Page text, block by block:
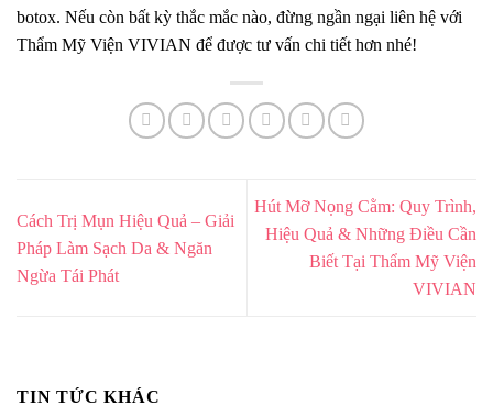
botox. Nếu còn bất kỳ thắc mắc nào, đừng ngần ngại liên hệ với
Thẩm Mỹ Viện VIVIAN để được tư vấn chi tiết hơn nhé!
Cách Trị Mụn Hiệu Quả – Giải
Pháp Làm Sạch Da & Ngăn
Ngừa Tái Phát
Hút Mỡ Nọng Cằm: Quy Trình,
Hiệu Quả & Những Điều Cần
Biết Tại Thẩm Mỹ Viện
VIVIAN
TIN TỨC KHÁC